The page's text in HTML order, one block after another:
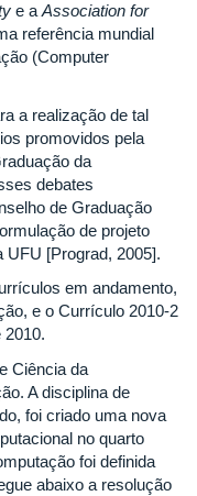
e a Association for
referência mundial
(Computer
a realização de tal
promovidos pela
da
debates
de Graduação
de projeto
UFU [Prograd, 2005].
em andamento,
e o Currículo 2010-2
2010.
Ciência da
A disciplina de
foi criado uma nova
no quarto
foi definida
abaixo a resolução